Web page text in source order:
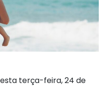
terça-feira, 24 de